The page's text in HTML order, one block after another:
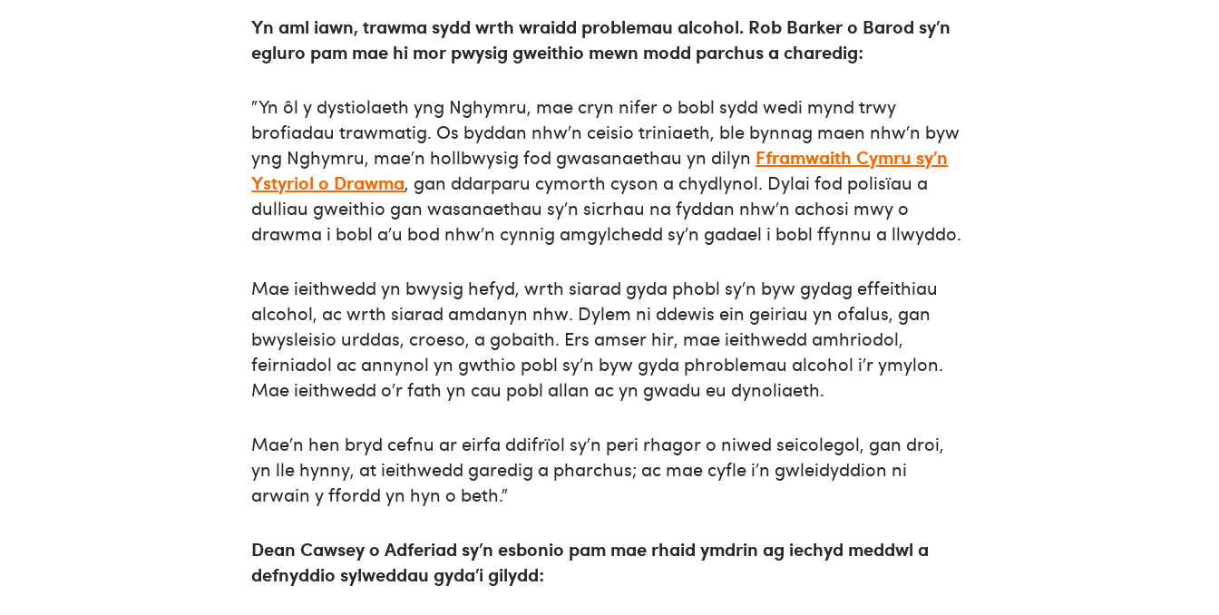
Yn aml iawn, trawma sydd wrth wraidd problemau alcohol. Rob Barker o Barod sy’n
egluro pam mae hi mor pwysig gweithio mewn modd parchus a charedig:
"Yn ôl y dystiolaeth yng Nghymru, mae cryn nifer o bobl sydd wedi mynd trwy
brofiadau trawmatig. Os byddan nhw’n ceisio triniaeth, ble bynnag maen nhw’n byw
yng Nghymru, mae’n hollbwysig fod gwasanaethau yn dilyn Fframwaith Cymru sy’n
Ystyriol o Drawma, gan ddarparu cymorth cyson a chydlynol. Dylai fod polisïau a
dulliau gweithio gan wasanaethau sy’n sicrhau na fyddan nhw’n achosi mwy o
drawma i bobl a’u bod nhw’n cynnig amgylchedd sy’n gadael i bobl ffynnu a llwyddo.
Mae ieithwedd yn bwysig hefyd, wrth siarad gyda phobl sy’n byw gydag effeithiau
alcohol, ac wrth siarad amdanyn nhw. Dylem ni ddewis ein geiriau yn ofalus, gan
bwysleisio urddas, croeso, a gobaith. Ers amser hir, mae ieithwedd amhriodol,
feirniadol ac annynol yn gwthio pobl sy’n byw gyda phroblemau alcohol i’r ymylon.
Mae ieithwedd o’r fath yn cau pobl allan ac yn gwadu eu dynoliaeth.
Mae’n hen bryd cefnu ar eirfa ddifrïol sy’n peri rhagor o niwed seicolegol, gan droi,
yn lle hynny, at ieithwedd garedig a pharchus; ac mae cyfle i’n gwleidyddion ni
arwain y ffordd yn hyn o beth."
Dean Cawsey o Adferiad sy’n esbonio pam mae rhaid ymdrin ag iechyd meddwl a
defnyddio sylweddau gyda’i gilydd: